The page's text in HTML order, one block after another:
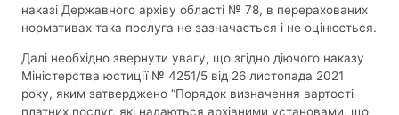
наказі Державного архіву області № 78, в перерахованих
нормативах така послуга не зазначається і не оцінюється.
Далі необхідно звернути увагу, що згідно діючого наказу
Міністерства юстиції № 4251/5 від 26 листопада 2021
року, яким затверджено “Порядок визначення вартості
платних послуг, які надаються архівними установами, що